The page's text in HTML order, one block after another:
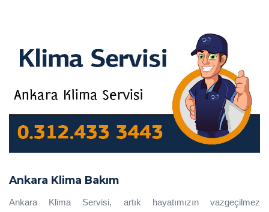
Ankara Klima Bakım
Ankara Klima Servisi, artık hayatımızın vazgeçilmez